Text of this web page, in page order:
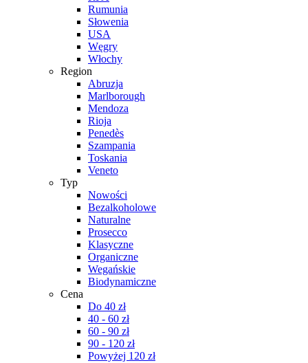
Rumunia
Słowenia
USA
Węgry
Włochy
Region
Abruzja
Marlborough
Mendoza
Rioja
Penedès
Szampania
Toskania
Veneto
Typ
Nowości
Bezalkoholowe
Naturalne
Prosecco
Klasyczne
Organiczne
Wegańskie
Biodynamiczne
Cena
Do 40 zł
40 - 60 zł
60 - 90 zł
90 - 120 zł
Powyżej 120 zł